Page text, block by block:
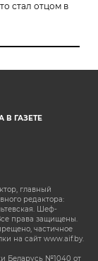
стал отцом в
В ГАЗЕТЕ
главный
редактора:
Шеф-
права защищены.
частичное
на сайт www.aif.by.
Беларусь №1040 от